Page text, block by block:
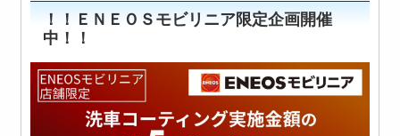
！！ＥＮＥＯＳモビリニア限定企画開催
中！！